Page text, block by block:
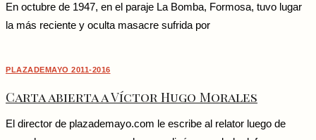
En octubre de 1947, en el paraje La Bomba, Formosa, tuvo lugar
la más reciente y oculta masacre sufrida por
PLAZADEMAYO 2011-2016
Carta abierta a Víctor Hugo Morales
El director de plazademayo.com le escribe al relator luego de